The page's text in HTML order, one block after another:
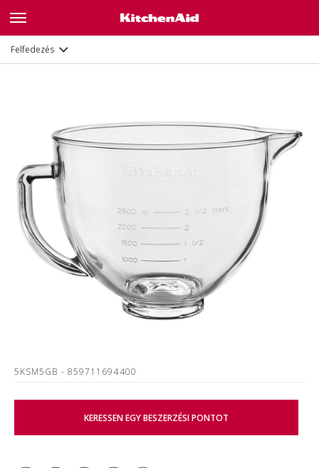
Felfedezés Leírás
5KSM5GB - 859711694400
KERESSEN EGY BESZERZÉSI PONTOT